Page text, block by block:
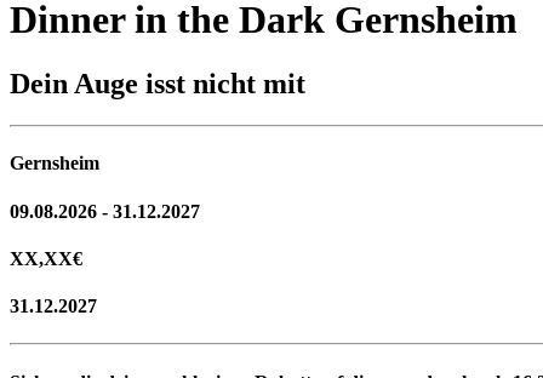
Dinner in the Dark Gernsheim
Dein Auge isst nicht mit
Gernsheim
09.08.2026 - 31.12.2027
XX,XX€
31.12.2027